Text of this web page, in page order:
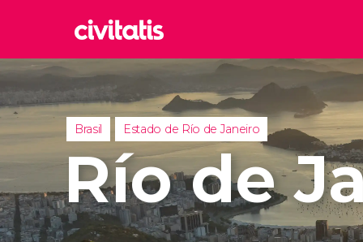
Reino
Reino
Brasil Estado de Río de Janeiro
Río de